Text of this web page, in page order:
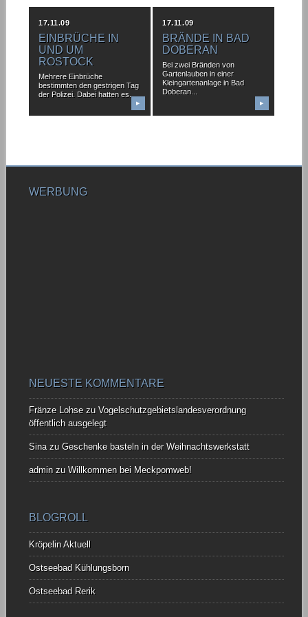
17.11.09
EINBRÜCHE IN
UND UM
ROSTOCK
Mehrere Einbrüche
bestimmten den gestrigen Tag
der Polizei. Dabei hatten es...
▶
17.11.09
BRÄNDE IN BAD
DOBERAN
Bei zwei Bränden von
Gartenlauben in einer
Kleingartenanlage in Bad
Doberan...
▶
WERBUNG
NEUESTE KOMMENTARE
Fränze Lohsezu Vogelschutzgebietslandesverordnung
öffentlich ausgelegt
Sinazu Geschenke basteln in der Weihnachtswerkstatt
adminzu Willkommen bei Meckpomweb!
BLOGROLL
Kröpelin Aktuell
Ostseebad Kühlungsborn
Ostseebad Rerik